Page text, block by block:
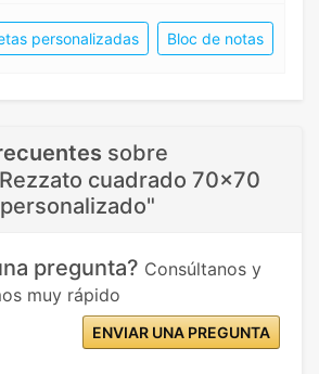
personalizadas Bloc de notas
sobre
cuadrado 70x70
pregunta? Consúltanos y
muy rápido
ENVIAR UNA PREGUNTA